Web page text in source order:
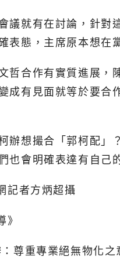
議就有在討論，針
表態，主席原本想在
哲合作有實質進展
成有見面就等於要
辦想撮合「郭柯配
也會明確表達有自己
記者方炳超攝
》
尊重專業絕無物化之